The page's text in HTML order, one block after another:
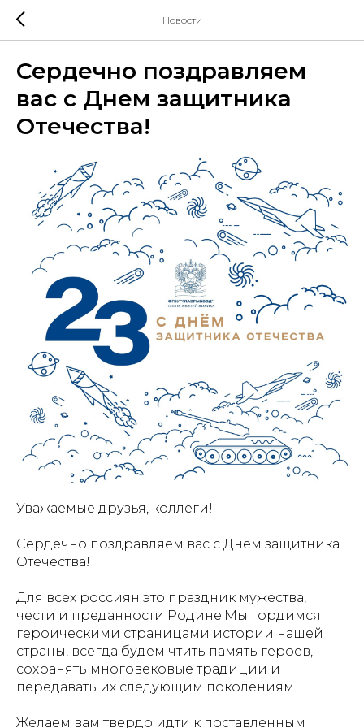
Новости
Сердечно поздравляем
вас с Днем защитника
Отечества!
Уважаемые друзья, коллеги!
Сердечно поздравляем вас с Днем защитника
Отечества!
Для всех россиян это праздник мужества,
чести и преданности Родине.Мы гордимся
героическими страницами истории нашей
страны, всегда будем чтить память героев,
сохранять многовековые традиции и
передавать их следующим поколениям.
Желаем вам твердо идти к поставленным